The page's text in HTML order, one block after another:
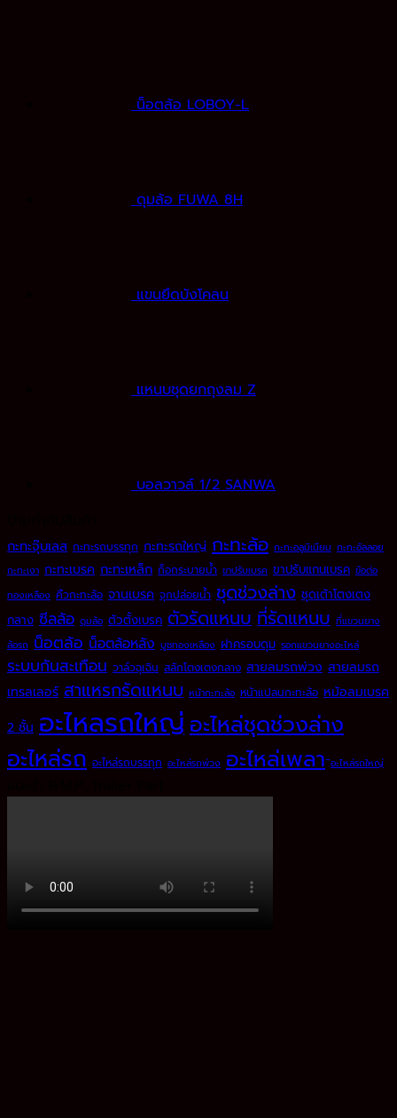
น็อตล้อ LOBOY-L
ดุมล้อ FUWA 8H
แขนยึดบังโคลน
แหนบชุดยกถุงลม Z
บอลวาวล์ 1/2 SANWA
กะทะจุ๊บเลส กะทะรถบรรทุก กะทะรถใหญ่ กะทะล้อ กะทะอลูมิเนียม กะทะอัลลอย
กะทะเงา กะทะเบรค กะทะเหล็ก ก็อกระบายน้ำ ขาปรับเบรค ขาปรับแกนเบรค ข้อต่อ
ทองเหลือง คิ้วกะทะล้อ จานเบรค จุกปล่อยน้ำ ชุดช่วงล่าง ชุดเต้าโตงเตง
กลาง ซีลล้อ ดุมล้อ ตัวตั้งเบรค ตัวรัดแหนบ ที่รัดแหนบ ที่แขวนยาง
ล้อรถ น็อตล้อ น็อตล้อหลัง บูชทองเหลือง ฝาครอบดุม รอกแขวนยางอะไหล่
ระบบกันสะเทือน วาล์วฉุเฉิน สลักโตงเตงกลาง สายลมรถพ่วง สายลมรถ
เทรลเลอร์ สาแหรกรัดแหนบ หน้ากะทะล้อ หน้าแปลนกะทะล้อ หม้อลมเบรค
2 ชั้น อะไหลรถใหญ่อะไหล่ชุดช่วงล่าง
อะไหล่รถ อะไหล่รถบรรทุก อะไหล่รถพ่วง อะไหล่เพลา ิอะไหล่รถใหญ่